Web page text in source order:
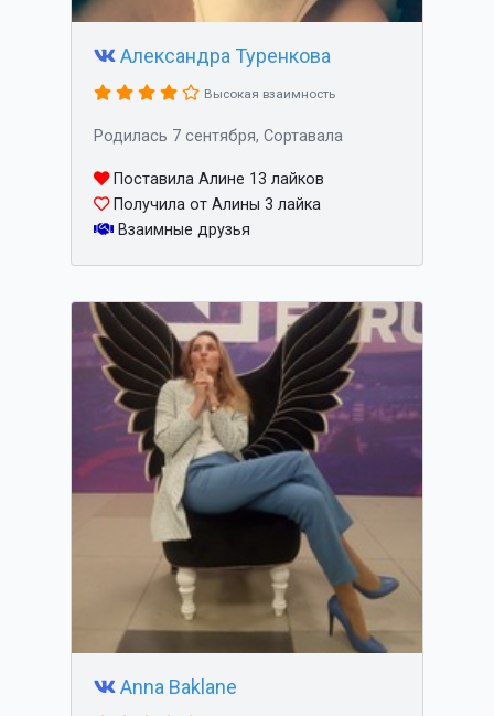
Александра Туренкова
Высокая взаимность
Родилась 7 сентября, Сортавала
Поставила Алине 13 лайков
Получила от Алины 3 лайка
Взаимные друзья
Anna Baklane